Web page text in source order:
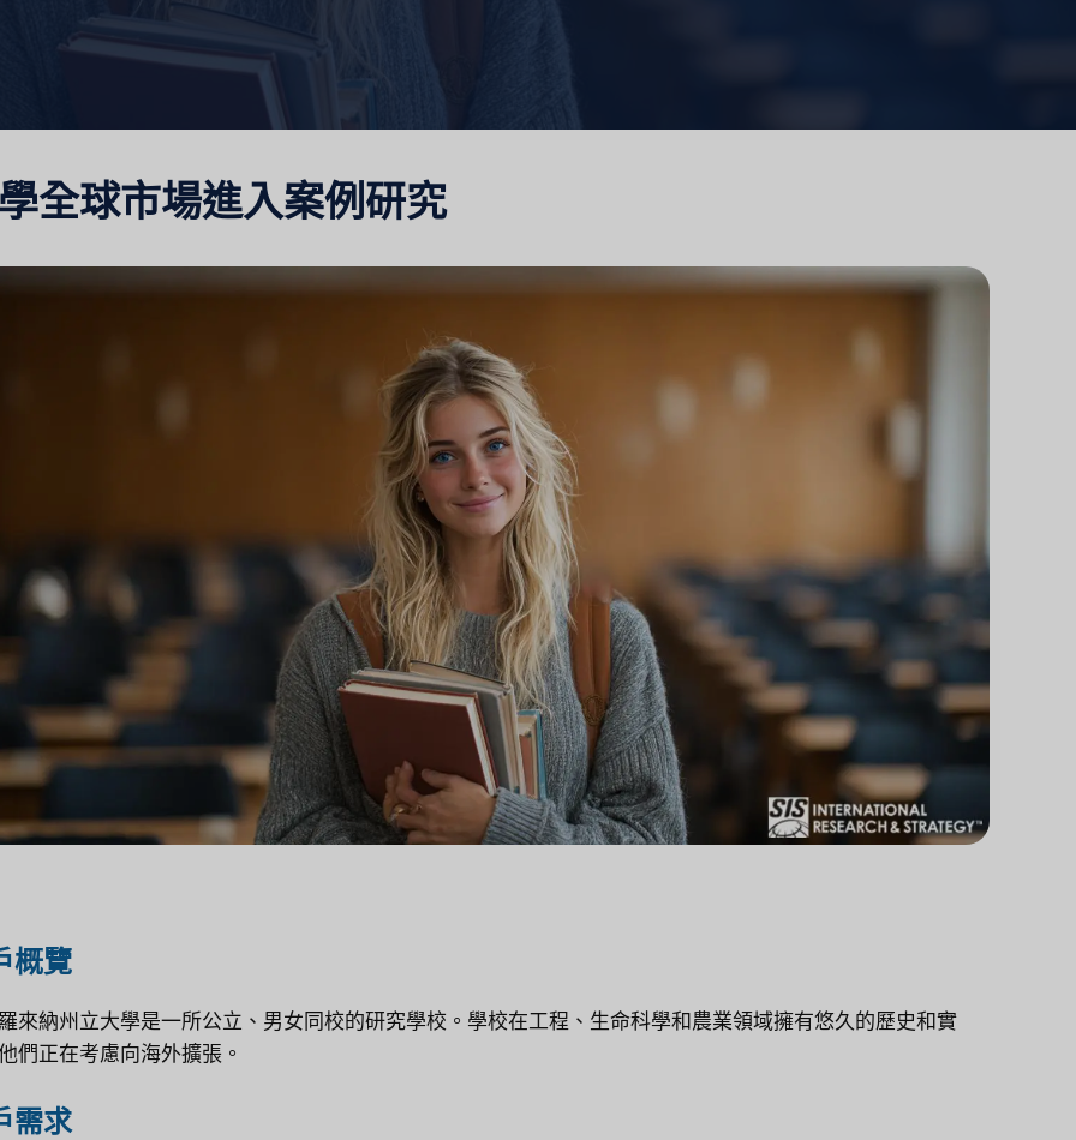
醫療保健市場研究
全球市場進入案例研究
概覽
來納州立大學是一所公立、男女同校的研究學校。學校在工程、生命科學和農業領域擁有悠久的歷史和實
們正在考慮向海外擴張。
需求